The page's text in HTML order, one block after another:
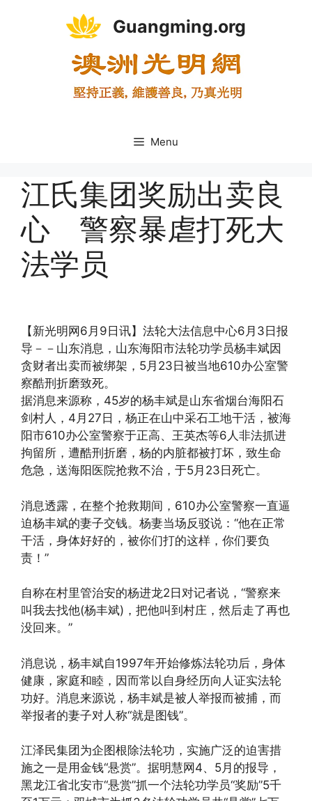
Guangming.org
Menu
江氏集团奖励出卖良
心 警察暴虐打死大
法学员
【新光明网6月9日讯】法轮大法信息中心6月3日报
导－－山东消息，山东海阳市法轮功学员杨丰斌因
贪财者出卖而被绑架，5月23日被当地610办公室警
察酷刑折磨致死。
据消息来源称，45岁的杨丰斌是山东省烟台海阳石
剑村人，4月27日，杨正在山中采石工地干活，被海
阳市610办公室警察于正高、王英杰等6人非法抓进
拘留所，遭酷刑折磨，杨的内脏都被打坏，致生命
危急，送海阳医院抢救不治，于5月23日死亡。
消息透露，在整个抢救期间，610办公室警察一直逼
迫杨丰斌的妻子交钱。杨妻当场反驳说：“他在正常
干活，身体好好的，被你们打的这样，你们要负
责！”
自称在村里管治安的杨进龙2日对记者说，“警察来
叫我去找他(杨丰斌)，把他叫到村庄，然后走了再也
没回来。”
消息说，杨丰斌自1997年开始修炼法轮功后，身体
健康，家庭和睦，因而常以自身经历向人证实法轮
功好。消息来源说，杨丰斌是被人举报而被捕，而
举报者的妻子对人称“就是图钱”。
江泽民集团为企图根除法轮功，实施广泛的迫害措
施之一是用金钱“悬赏”。据明慧网4、5月的报导，
黑龙江省北安市“悬赏”抓一个法轮功学员“奖励”5千